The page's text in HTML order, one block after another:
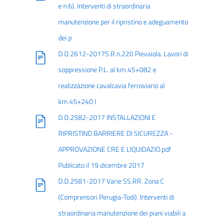
e n.6). Interventi di straordinaria
manutenzione per il ripristino e adeguamento
dei p
D.D.2612-2017S.R.n.220 Pievaiola. Lavori di
soppressione P.L. al km.45+082 e
realizzazione cavalcavia ferroviario al
km.45+240 l
D.D.2582-2017 INSTALLAZIONI E
RIPRISTINO BARRIERE DI SICUREZZA -
APPROVAZIONE CRE E LIQUIDAZIO.pdf
Publicato il 19 dicembre 2017
D.D.2581-2017 Varie SS.RR. Zona C
(Comprensori Perugia-Todi). Interventi di
straordinaria manutenzione dei piani viabili a